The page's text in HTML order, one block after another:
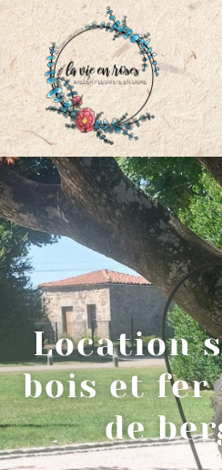
Location
bois et fer
de